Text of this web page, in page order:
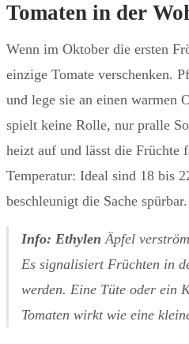
Tomaten in der
Wenn im Oktober die ersten
einzige Tomate verschenken.
und lege sie an einen
spielt keine Rolle, nur pralle
heizt auf und lässt die Früchte
Temperatur: Ideal sind 18 bis
beschleunigt die Sache spürbar.
Info: Ethylen Äpfel
Es signalisiert Früchten in
werden. Eine Tüte oder ein
Tomaten wirkt wie eine